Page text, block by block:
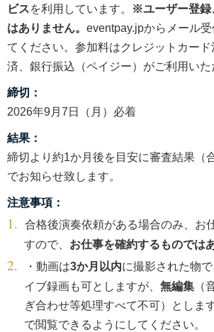
ビスを利用しています。
※ユーザー登録
はありません。 eventpay.jpからメール
てください。参加料はクレジットカー
済、銀行振込（ペイジー）がご利用いた
締切：
2026年9月7日（月）必着
結果：
締切より約1か月後を目安に審査結果（
でお知らせ致します。
注意事項：
合格後演奏依頼がある場合のみ、お
すので、 お仕事を確約するものでは
・動画は3か月以内に撮影された物
イブ録画も可としますが、 無編集 （
ぎ合わせ等処理すべて不可）としま
で閲覧できるようにしてください。